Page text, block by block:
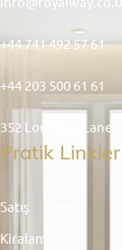
+44 741 492 57 61
+44 203 500 61 61
352 Lordship Lane,
Pratik Linkler
Satış
Kiralama